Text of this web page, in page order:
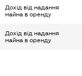
Дохід від надання
майна в оренду
Дохід від надання
майна в оренду